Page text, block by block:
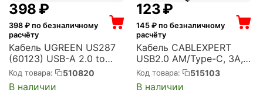
‍398‍ ₽
398 ₽ по безналичному
расчёту
Кабель UGREEN US287
(60123) USB-A 2.0 to
USB-C Cable Nickel
Plating. Длина: 2м. Цвет:
белый (60123_)
Код товара: 510820
В наличии
‍123‍₽
145₽ по безналичному
расчёту
Кабель CABLEXPERT
USB2.0 AM/Type-C, 3А,
18Вт, QC3.0,
силиконовый, медь, 1м,
фиолетовый, пакет (CC-
Код товара: 515103
В наличии